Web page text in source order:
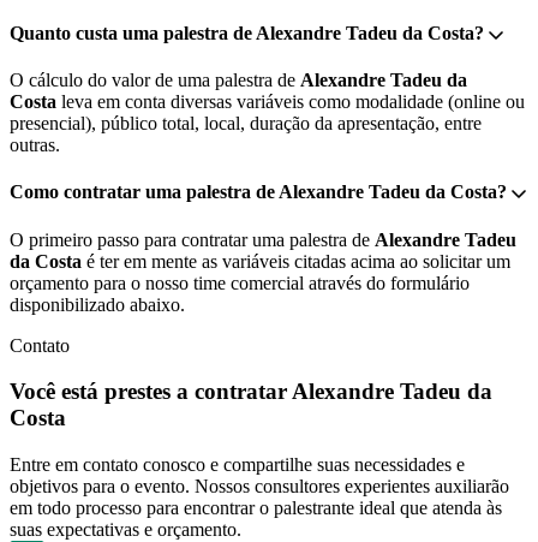
Quanto custa uma palestra de Alexandre Tadeu da Costa?
O cálculo do valor de uma palestra de Alexandre Tadeu da
Costa leva em conta diversas variáveis como modalidade (online ou
presencial), público total, local, duração da apresentação, entre
outras.
Como contratar uma palestra de Alexandre Tadeu da Costa?
O primeiro passo para contratar uma palestra de Alexandre Tadeu
da Costa é ter em mente as variáveis citadas acima ao solicitar um
orçamento para o nosso time comercial através do formulário
disponibilizado abaixo.
Contato
Você está prestes a contratar Alexandre Tadeu da
Costa
Entre em contato conosco e compartilhe suas necessidades e
objetivos para o evento. Nossos consultores experientes auxiliarão
em todo processo para encontrar o palestrante ideal que atenda às
suas expectativas e orçamento.